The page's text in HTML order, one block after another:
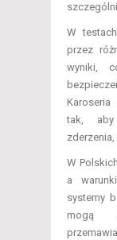
W
przez
wyniki,
tak, aby
W
a
systemy
mogą